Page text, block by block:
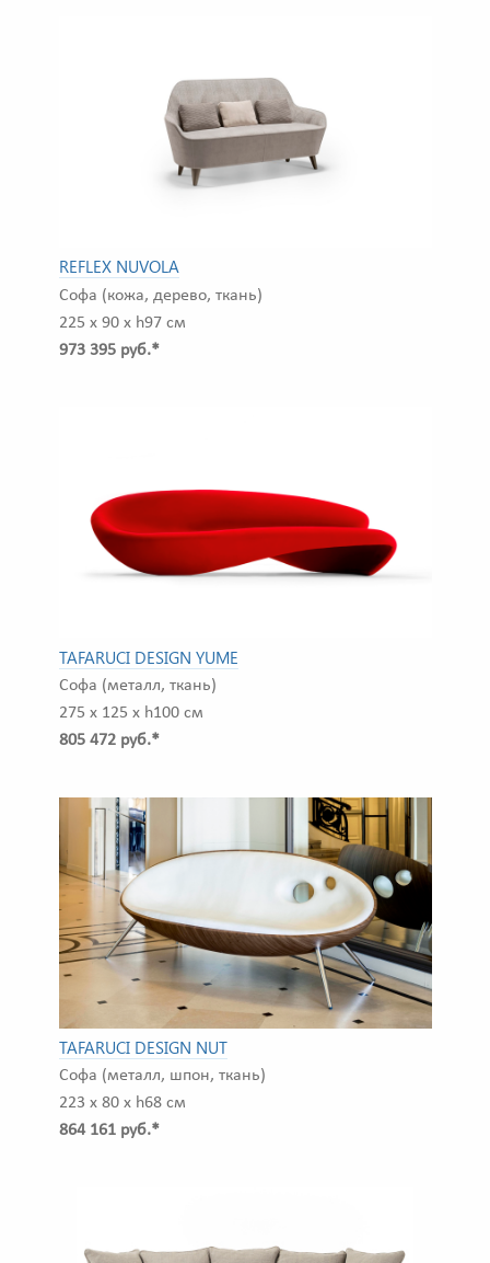
REFLEX NUVOLA
Софа (кожа, дерево, ткань)
225 x 90 x h97 см
973 395 руб.*
TAFARUCI DESIGN YUME
Софа (металл, ткань)
275 x 125 x h100 см
805 472 руб.*
TAFARUCI DESIGN NUT
Софа (металл, шпон, ткань)
223 x 80 x h68 см
864 161 руб.*